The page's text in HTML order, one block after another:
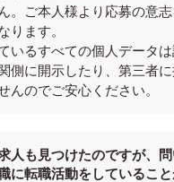
。ご本人様より応募の意
ります。
いるすべての個人データ
側に開示したり、第三者
んのでご安心ください。
人も見つけたのですが、
に転職活動をしているこ